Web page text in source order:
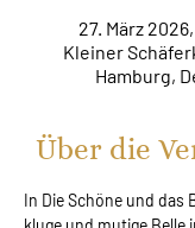
27. März
Kleiner
Hamburg,
Über die
In Die Schöne und das